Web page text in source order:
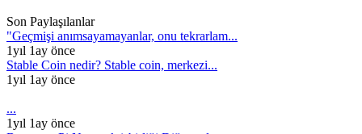
Son Paylaşılanlar
"Geçmişi anımsayamayanlar, onu tekrarlam...
1yıl 1ay önce
Stable Coin nedir? Stable coin, merkezi...
1yıl 1ay önce
...
1yıl 1ay önce